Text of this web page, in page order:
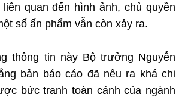
quan đến hình ảnh, chủ quyền
số ấn phẩm vẫn còn xảy ra.
thông tin này Bộ trưởng Nguyễn
bản báo cáo đã nêu ra khá chi
bức tranh toàn cảnh của ngành